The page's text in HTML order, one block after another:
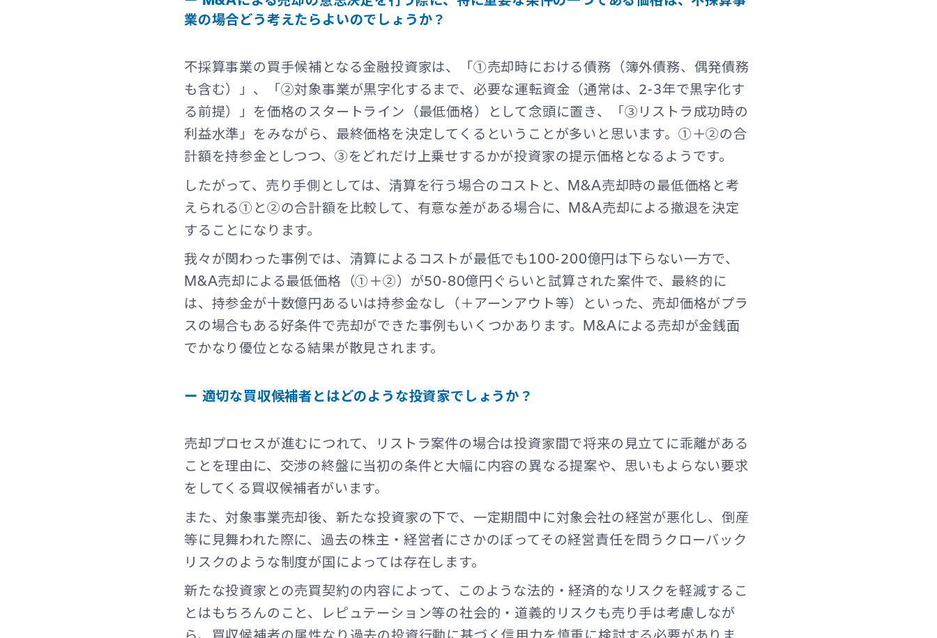
業の場合どう考えたらよいのでしょうか？
不採算事業の買手候補となる金融投資家は、「①売却時における債務（簿外債務、偶発債務
も含む）」、「②対象事業が黒字化するまで、必要な運転資金（通常は、2-3年で黒字化す
る前提）」を価格のスタートライン（最低価格）として念頭に置き、「③リストラ成功時の
利益水準」をみながら、最終価格を決定してくるということが多いと思います。①＋②の合
計額を持参金としつつ、③をどれだけ上乗せするかが投資家の提示価格となるようです。
したがって、売り手側としては、清算を行う場合のコストと、M&A売却時の最低価格と考
えられる①と②の合計額を比較して、有意な差がある場合に、M&A売却による撤退を決定
することになります。
我々が関わった事例では、清算によるコストが最低でも100-200億円は下らない一方で、
M&A売却による最低価格（①＋②）が50-80億円ぐらいと試算された案件で、最終的に
は、持参金が十数億円あるいは持参金なし（＋アーンアウト等）といった、売却価格がプラ
スの場合もある好条件で売却ができた事例もいくつかあります。M&Aによる売却が金銭面
でかなり優位となる結果が散見されます。
ー 適切な買収候補者とはどのような投資家でしょうか？
売却プロセスが進むにつれて、リストラ案件の場合は投資家間で将来の見立てに乖離がある
ことを理由に、交渉の終盤に当初の条件と大幅に内容の異なる提案や、思いもよらない要求
をしてくる買収候補者がいます。
また、対象事業売却後、新たな投資家の下で、一定期間中に対象会社の経営が悪化し、倒産
等に見舞われた際に、過去の株主・経営者にさかのぼってその経営責任を問うクローバック
リスクのような制度が国によっては存在します。
新たな投資家との売買契約の内容によって、このような法的・経済的なリスクを軽減するこ
とはもちろんのこと、レピュテーション等の社会的・道義的リスクも売り手は考慮しなが